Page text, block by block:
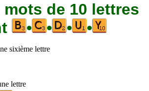
de 10 lettres
• • • •
sixième lettre
lettre